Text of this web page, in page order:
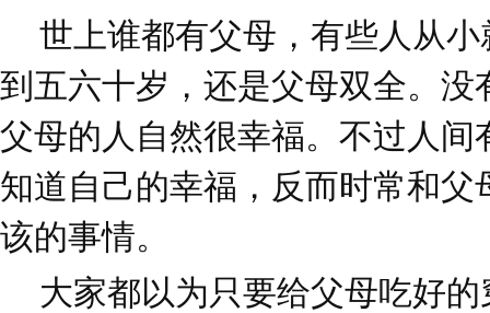
世上谁都有父母，有些人从小
到五六十岁，还是父母双全。没
父母的人自然很幸福。不过人间
知道自己的幸福，反而时常和
该的事情。
大家都以为只要给父母吃好的